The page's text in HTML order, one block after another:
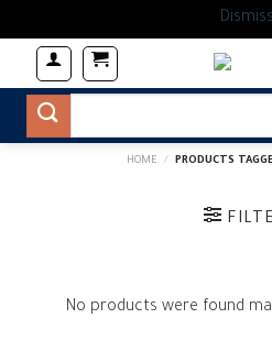
Dismiss
content
HOME /
No products were found